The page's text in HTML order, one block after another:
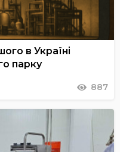
в Україні
парку
887